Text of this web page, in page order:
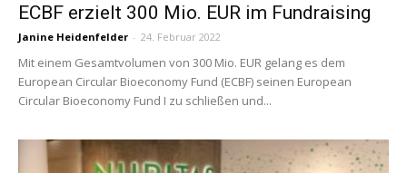
ECBF erzielt 300 Mio. EUR im Fundraising
Janine Heidenfelder - 24. Februar 2022
Mit einem Gesamtvolumen von 300 Mio. EUR gelang es dem
European Circular Bioeconomy Fund (ECBF) seinen European
Circular Bioeconomy Fund I zu schließen und...